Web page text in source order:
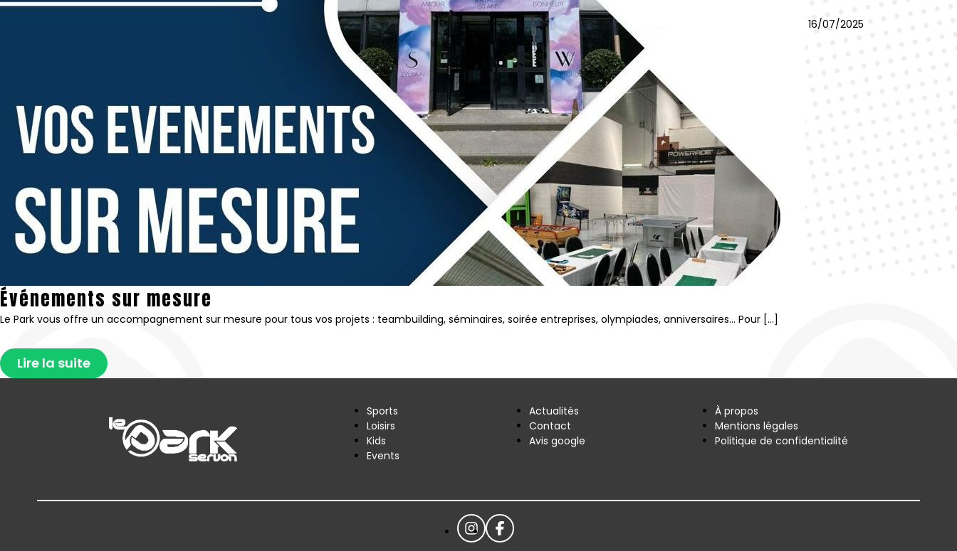
16/07/2025
Événements sur mesure
Le Park vous offre un accompagnement sur mesure pour tous vos projets : teambuilding, séminaires, soirée entreprises, olympiades, anniversaires… Pour […]
Lire la suite
Sports
Loisirs
Kids
Events
Actualités
Contact
Avis google
À propos
Mentions légales
Politique de confidentialité